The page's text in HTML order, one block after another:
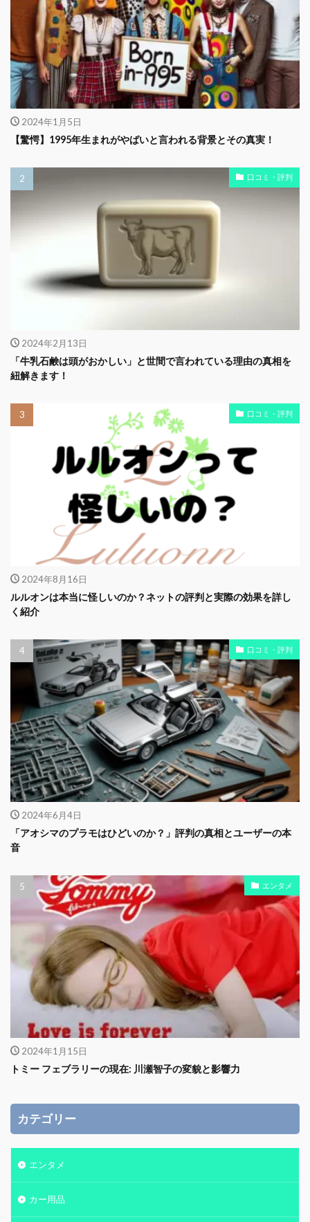
2024年1月5日
【驚愕】1995年生まれがやばいと言われる背景とその真実！
口コミ・評判
2024年2月13日
「牛乳石鹸は頭がおかしい」と世間で言われている理由の真相を
紐解きます！
口コミ・評判
2024年8月16日
ルルオンは本当に怪しいのか？ネットの評判と実際の効果を詳し
く紹介
口コミ・評判
2024年6月4日
「アオシマのプラモはひどいのか？」評判の真相とユーザーの本
音
エンタメ
2024年1月15日
トミー フェブラリーの現在: 川瀬智子の変貌と影響力
カテゴリー
エンタメ
カー用品